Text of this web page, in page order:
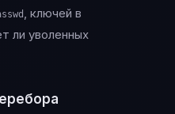
, ключей в
ли уволенных